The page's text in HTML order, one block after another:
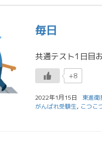
毎日
+8
2022年1月15日
東進衛
がんばれ受験生, こつこ